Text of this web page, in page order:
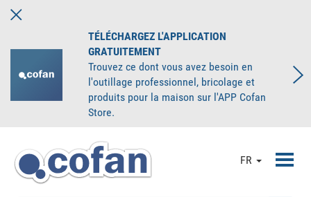
TÉLÉCHARGEZ L'APPLICATION
GRATUITEMENT
Trouvez ce dont vous avez besoin en
l'outillage professionnel, bricolage et
produits pour la maison sur l'APP Cofan
Store.
FR